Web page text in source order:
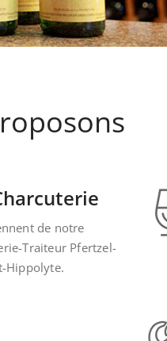
de notre
Traiteur Pfertzel-
Hippolyte.